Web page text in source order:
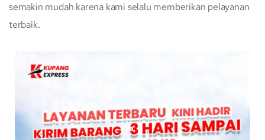
semakin mudah karena kami selalu memberikan pelayanan
terbaik.